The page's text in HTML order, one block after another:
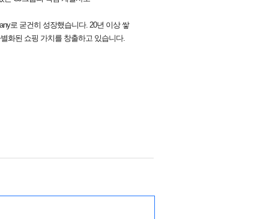
로 굳건히 성장했습니다. 20년 이상 쌓
화된 쇼핑 가치를 창출하고 있습니다.